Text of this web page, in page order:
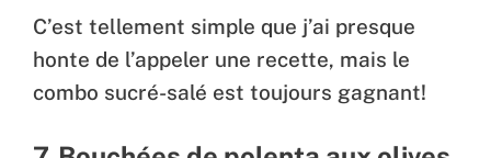
C’est tellement simple que j’ai presque
honte de l’appeler une recette, mais le
combo sucré-salé est toujours gagnant!